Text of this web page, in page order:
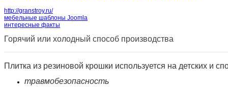
http://granstroy.ru/
мебельные шаблоны Joomla
интересные факты
Горячий или холодный способ производства
Плитка из резиновой крошки используется на детских и
травмобезопасность